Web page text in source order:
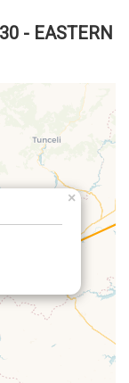
- EASTERN
×